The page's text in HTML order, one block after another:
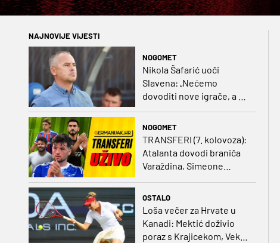
NAJNOVIJE VIJESTI
NOGOMET
Nikola Šafarić uoči
Slavena: „Nećemo
dovoditi nove igrače, a o
NOGOMET
TRANSFERI (7. kolovoza):
Atalanta dovodi braniča
Varaždina, Simeone
OSTALO
Loša večer za Hrvate u
Kanadi: Mektić doživio
poraz s Krajicekom, Vekić